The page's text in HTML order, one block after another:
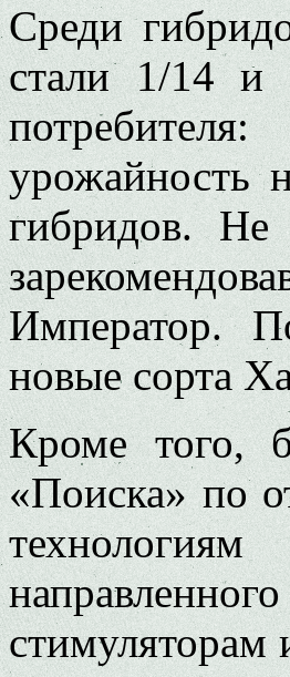
Среди
стали 1/14 и
урожайность
гибридов. Не
Император.
новые сорта
Кроме того,
«Поиска» по
стимуляторам